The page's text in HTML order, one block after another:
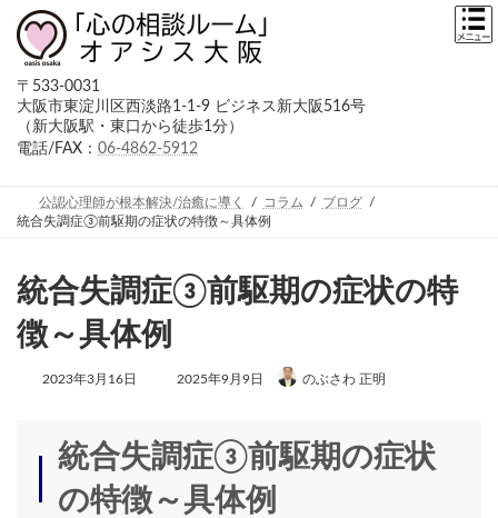
〒533-0031
大阪市東淀川区西淡路1-1-9 ビジネス新大阪516号
（新大阪駅・東口から徒歩1分）
電話/FAX： 06-4862-5912
公認心理師が根本解決/治癒に導く コラム
ブログ
統合失調症③前駆期の症状の特徴～具体例
統合失調症③前駆期の症状の特
徴～具体例
2023年3月16日
最
日
時
2025年9月9日 のぶさわ 正明
統合失調症③前駆期の症状
の特徴～具体例